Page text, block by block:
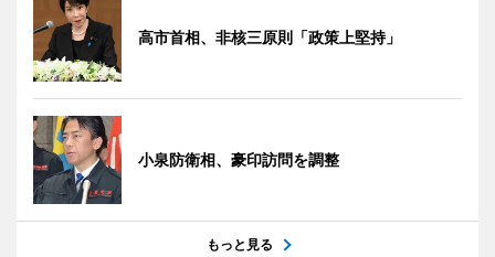
高市首相、非核三原則「政策上堅持」
小泉防衛相、豪印訪問を調整
もっと見る